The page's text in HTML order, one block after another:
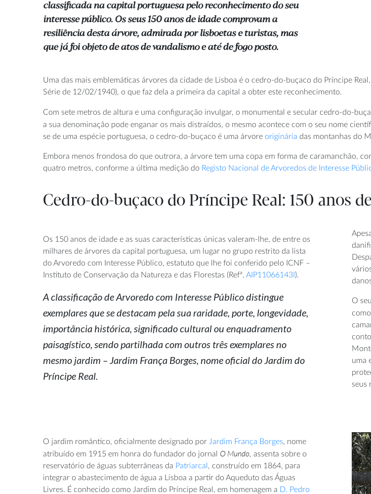
classificada na capital portuguesa pelo reconhecimento do seu
interesse público. Os seus 150 anos de idade comprovam a
resiliência desta árvore, admirada por lisboetas e turistas, mas
que já foi objeto de atos de vandalismo e até de fogo posto.
Uma das mais emblemáticas árvores da cidade de Lisboa é o cedro-do-buçaco do Príncipe
Série de 12/02/1940), o que faz dela a primeira da capital a obter este reconhecimento.
Com sete metros de altura e uma configuração invulgar, o monumental e secular cedro-do-
a sua denominação pode enganar os mais distraídos, o mesmo acontece com o seu nome
se de uma espécie portuguesa, o cedro-do-buçaco é uma árvore originária das montanhas do
Embora menos frondosa do que outrora, a árvore tem uma copa em forma de caramanchão,
quatro metros, conforme a última medição do Registo Nacional de Arvoredos de Interesse
Cedro-do-buçaco do Príncipe Real: 150 anos
Os 150 anos de idade e as suas características únicas valeram-lhe, de entre os
milhares de árvores da capital portuguesa, um lugar no grupo restrito da lista
do Arvoredo com Interesse Público, estatuto que lhe foi conferido pelo ICNF –
Instituto de Conservação da Natureza e das Florestas (Refª. AIP11066143I ).
A classificação de Arvoredo com Interesse Público distingue
exemplares que se destacam pela sua raridade, porte, longevidade,
importância histórica, significado cultural ou enquadramento
paisagístico, sendo partilhada com outros três exemplares no
mesmo jardim – Jardim França Borges, nome oficial do Jardim do
Príncipe Real.
O
como
uma
seus
O jardim romântico, oficialmente designado por Jardim França Borges, nome
atribuído em 1915 em honra do fundador do jornal O Mundo, assenta sobre o
reservatório de águas subterrâneas da Patriarcal, construído em 1864, para
integrar o abastecimento de água a Lisboa a partir do Aqueduto das Águas
Livres. É conhecido como Jardim do Príncipe Real, em homenagem a D. Pedro